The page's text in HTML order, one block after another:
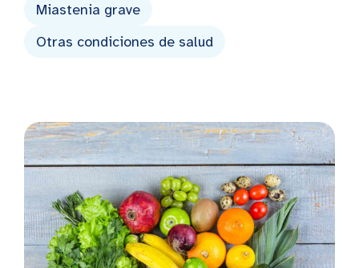
Miastenia grave
Otras condiciones de salud